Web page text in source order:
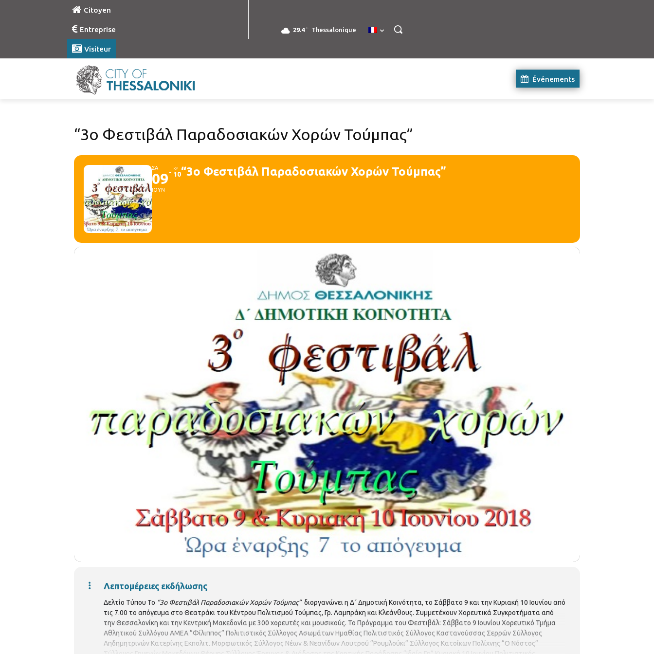
Citoyen
Entreprise
Visiteur
29.4 C Thessalonique
Événements
“3ο Φεστιβάλ Παραδοσιακών Χορών Τούμπας”
ΣΑ
09
ΙΟΥΝ
ΚΥ
10“3ο Φεστιβάλ Παραδοσιακών Χορών Τούμπας”
Λεπτομέρειες εκδήλωσης
Δελτίο Τύπου Το “3ο Φεστιβάλ Παραδοσιακών Χορών Τούμπας”διοργανώνει η Δ΄ Δημοτική Κοινότητα, το Σάββατο 9 και την Κυριακή 10 Ιουνίου από
τις 7.00 το απόγευμα στο Θεατράκι του Κέντρου Πολιτισμού Τούμπας, Γρ. Λαμπράκη και Κλεάνθους. Συμμετέχουν Χορευτικά Συγκροτήματα από
την Θεσσαλονίκη και την Κεντρική Μακεδονία με 300 χορευτές και μουσικούς. Το Πρόγραμμα του Φεστιβάλ: Σάββατο 9 Ιουνίου Χορευτικό Τμήμα
Αθλητικού Συλλόγου ΑΜΕΑ “Φίλιππος” Πολιτιστικός Σύλλογος Ασωμάτων Ημαθίας Πολιτιστικός Σύλλογος Καστανούσσας Σερρών Σύλλογος
Αηδημητρινών Κατερίνης Εκπολιτ. Μορφωτικός Σύλλογος Νέων & Νεανίδων Λουτρού “Ρουμλούκι” Σύλλογος Κατοίκων Πολίχνης “Ο Νόστος”